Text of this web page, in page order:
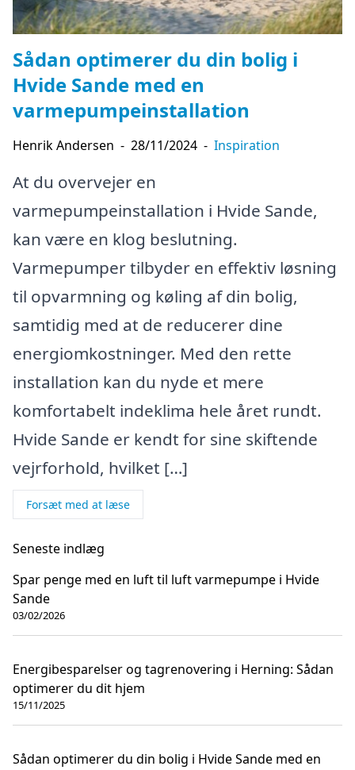
Sådan optimerer du din bolig i
Hvide Sande med en
varmepumpeinstallation
Henrik Andersen - 28/11/2024 - Inspiration
At du overvejer en
varmepumpeinstallation i Hvide Sande,
kan være en klog beslutning.
Varmepumper tilbyder en effektiv løsning
til opvarmning og køling af din bolig,
samtidig med at de reducerer dine
energiomkostninger. Med den rette
installation kan du nyde et mere
komfortabelt indeklima hele året rundt.
Hvide Sande er kendt for sine skiftende
vejrforhold, hvilket […]
Forsæt med at læse
Seneste indlæg
Spar penge med en luft til luft varmepumpe i Hvide
Sande
03/02/2026
Energibesparelser og tagrenovering i Herning: Sådan
optimerer du dit hjem
15/11/2025
Sådan optimerer du din bolig i Hvide Sande med en